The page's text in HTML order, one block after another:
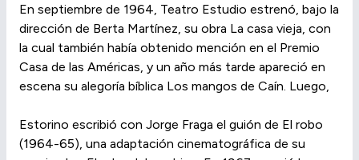
En septiembre de 1964, Teatro Estudio estrenó, bajo la
dirección de Berta Martínez, su obra La casa vieja, con
la cual también había obtenido mención en el Premio
Casa de las Américas, y un año más tarde apareció en
escena su alegoría bíblica Los mangos de Caín. Luego,
Estorino escribió con Jorge Fraga el guión de El robo
(1964-65), una adaptación cinematográfica de su